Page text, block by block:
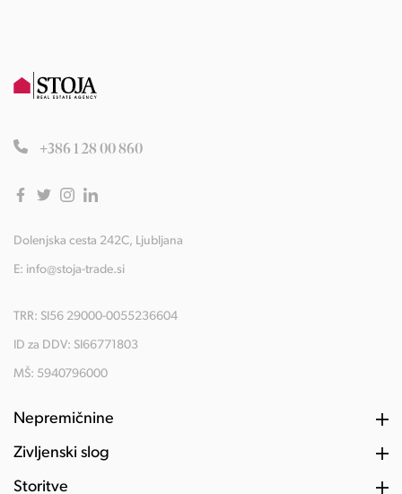
+386 1 28 00 860
Dolenjska cesta 242C, Ljubljana
E: info@stoja-trade.si
TRR: SI56 29000-0055236604
ID za DDV: SI66771803
MŠ: 5940796000
Nepremičnine
Življenski slog
Storitve